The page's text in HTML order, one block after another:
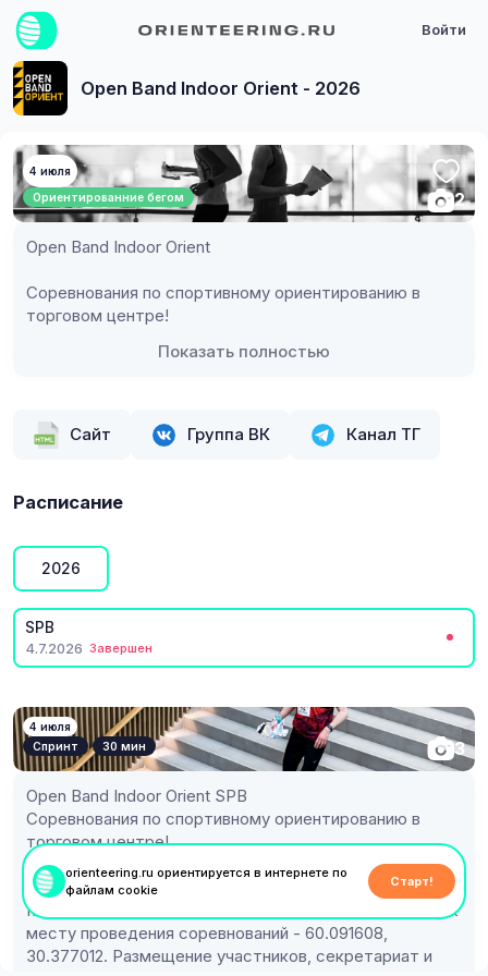
Войти
Open Band Indoor Orient - 2026
4 июля
Ориентированние бегом
2
Open Band Indoor Orient
Соревнования по спортивному ориентированию в
торговом центре!
Показать полностью
Сайт Группа ВК Канал ТГ
Расписание
2026
SPB
4.7.2026 Завершен
4 июля
Спринт
30 мин 3
Open Band Indoor Orient SPB
Соревнования по спортивному ориентированию в
торговом центре!
Соревнования состоятся 5 июля на территории ТЦ
МЕГА Парнас. Координаты входной группы, ведущей к
месту проведения соревнований - 60.091608,
30.377012. Размещение участников, секретариат и
orienteering.ru ориентируется в интернете по
файлам cookie
Старт!